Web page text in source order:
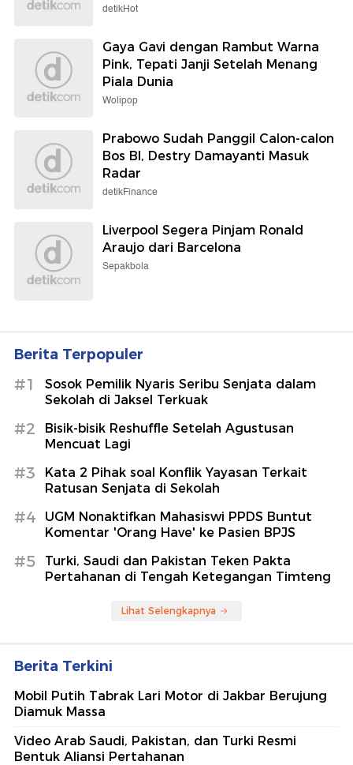
detikHot
Gaya Gavi dengan Rambut Warna
Pink, Tepati Janji Setelah Menang
Piala Dunia
Wolipop
Prabowo Sudah Panggil Calon-calon
Bos BI, Destry Damayanti Masuk
Radar
detikFinance
Liverpool Segera Pinjam Ronald
Araujo dari Barcelona
Sepakbola
Berita Terpopuler
#1
Sosok Pemilik Nyaris Seribu Senjata dalam
Sekolah di Jaksel Terkuak
#2
Bisik-bisik Reshuffle Setelah Agustusan
Mencuat Lagi
#3
Kata 2 Pihak soal Konflik Yayasan Terkait
Ratusan Senjata di Sekolah
#4
UGM Nonaktifkan Mahasiswi PPDS Buntut
Komentar 'Orang Have' ke Pasien BPJS
#5
Turki, Saudi dan Pakistan Teken Pakta
Pertahanan di Tengah Ketegangan Timteng
Lihat Selengkapnya
Berita Terkini
Mobil Putih Tabrak Lari Motor di Jakbar Berujung
Diamuk Massa
Video Arab Saudi, Pakistan, dan Turki Resmi
Bentuk Aliansi Pertahanan